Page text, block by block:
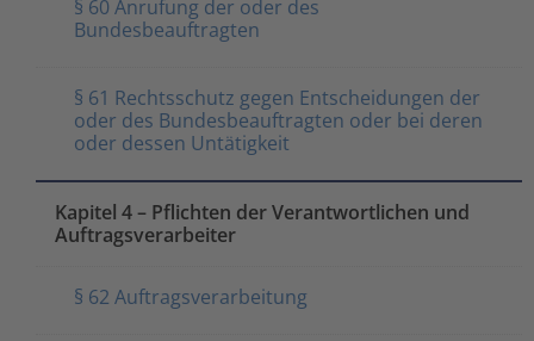
§ 60 Anrufung der oder des
Bundesbeauftragten
§ 61 Rechtsschutz gegen Entscheidungen der
oder des Bundesbeauftragten oder bei deren
oder dessen Untätigkeit
Kapitel 4 – Pflichten der Verantwortlichen und
Auftragsverarbeiter
§ 62 Auftragsverarbeitung